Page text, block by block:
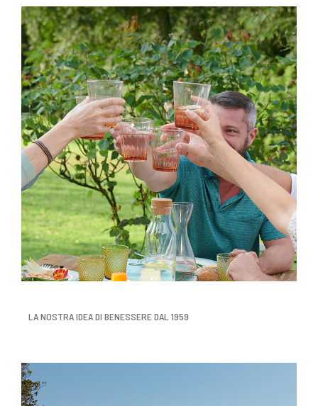
LA NOSTRA IDEA DI BENESSERE DAL 1959